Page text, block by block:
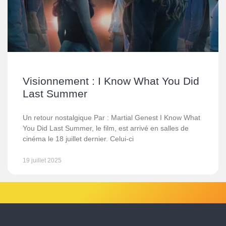
Visionnement : I Know What You Did
Last Summer
Un retour nostalgique Par : Martial Genest I Know What
You Did Last Summer, le film, est arrivé en salles de
cinéma le 18 juillet dernier. Celui-ci
19 juillet 2025